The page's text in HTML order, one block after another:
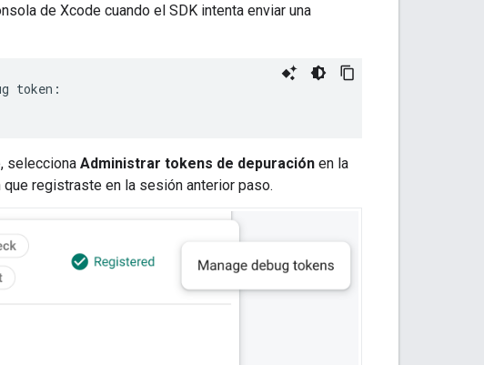
de Xcode cuando el SDK intenta enviar una
token:
selecciona Administrar tokens de depuración en la
que registraste en la sesión anterior paso.